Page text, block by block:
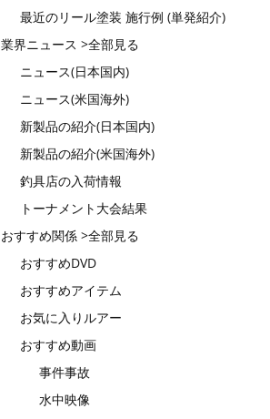
最近のリール塗装 施行例 (単発紹介)
業界ニュース >全部見る
ニュース(日本国内)
ニュース(米国海外)
新製品の紹介(日本国内)
新製品の紹介(米国海外)
釣具店の入荷情報
トーナメント大会結果
おすすめ関係 >全部見る
おすすめDVD
おすすめアイテム
お気に入りルアー
おすすめ動画
事件事故
水中映像